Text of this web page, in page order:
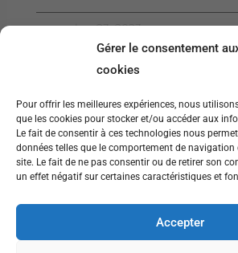
Gérer le consentement
cookies
Pour offrir les meilleures expériences, nous
que les cookies pour stocker et/ou accéder aux
Le fait de consentir à ces technologies nous
données telles que le comportement de navigation
site. Le fait de ne pas consentir ou de retirer son
un effet négatif sur certaines caractéristiques et
Accepter
novembre 23, 2023